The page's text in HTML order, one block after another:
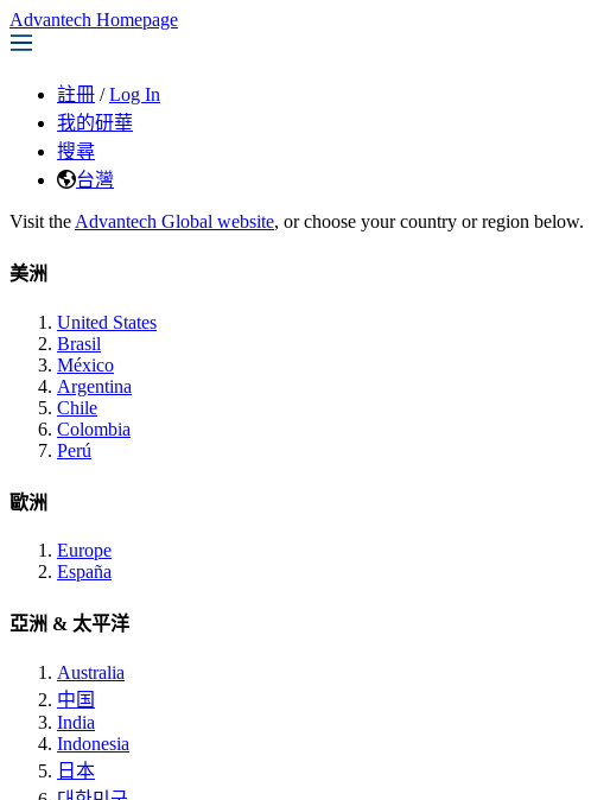
Advantech Homepage
註冊 / Log In
我的研華
搜尋
台灣
Visit the Advantech Global website, or choose your country or region below.
美洲
United States
Brasil
México
Argentina
Chile
Colombia
Perú
歐洲
Europe
España
亞洲 & 太平洋
Australia
中国
India
Indonesia
日本